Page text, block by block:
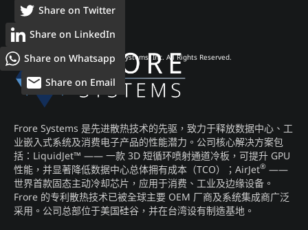
Share on Twitter
Share on LinkedIn
Share on Whatsapp
Share on Email
Frore Systems 是先进散热技术的先驱，致力于释放数据中心、工
业嵌入式系统及消费电子产品的性能潜力。公司核心解决方案包
括：LiquidJet™ —— 一款 3D 短循环喷射通道冷板，可提升 GPU
性能，并显著降低数据中心总体拥有成本（TCO）；AirJet® ——
世界首款固态主动冷却芯片，应用于消费、工业及边缘设备。
Frore 的专利散热技术已被全球主要 OEM 厂商及系统集成商广泛
采用。公司总部位于美国硅谷，并在台湾设有制造基地。
© 2026 Frore Systems, Inc. All Rights Reserved.